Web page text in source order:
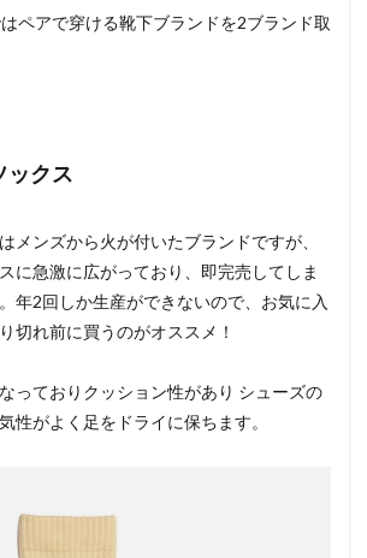
はペアで穿ける靴下ブランドを2ブランド取
ックス
メンズから火が付いたブランドですが、
に急激に広がっており、即完売してしま
年2回しか生産ができないので、お気に入
切れ前に買うのがオススメ！
っておりクッション性があり シューズの
性がよく足をドライに保ちます。